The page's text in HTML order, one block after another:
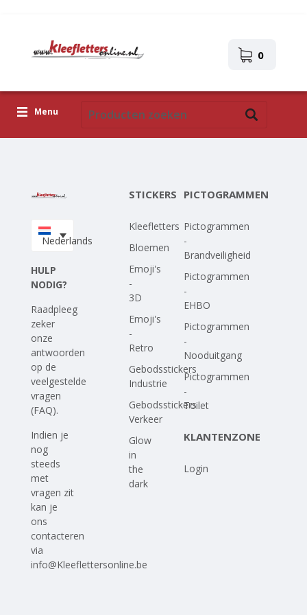
0
Menu
Upload je eigen ontwerp
Nederlands
HULP
NODIG?
Raadpleeg
zeker
onze
antwoorden
op de
veelgestelde
vragen
(FAQ).
Indien je
nog
steeds
met
vragen zit
kan je
ons
contacteren
via
info@Kleeflettersonline.be
STICKERS
Kleefletters
Bloemen
Emoji's
-
3D
Emoji's
-
Retro
Gebodsstickers
Industrie
Gebodsstickers
Verkeer
Glow
in
the
dark
PICTOGRAMMEN
Pictogrammen
-
Brandveiligheid
Pictogrammen
-
EHBO
Pictogrammen
-
Nooduitgang
Pictogrammen
-
Toilet
KLANTENZONE
Login